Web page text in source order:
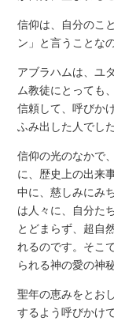
信仰は、自分のこ
ン」と言うことな
アブラハムは、ユ
ム教徒にとっても
信頼して、呼びか
ふみ出した人でした
信仰の光のなかで
に、歴史上の出来
中に、慈しみにみ
は人々に、自分た
とどまらず、超自
れるのです。そこ
られる神の愛の神
聖年の恵みをとお
するよう呼びかけ